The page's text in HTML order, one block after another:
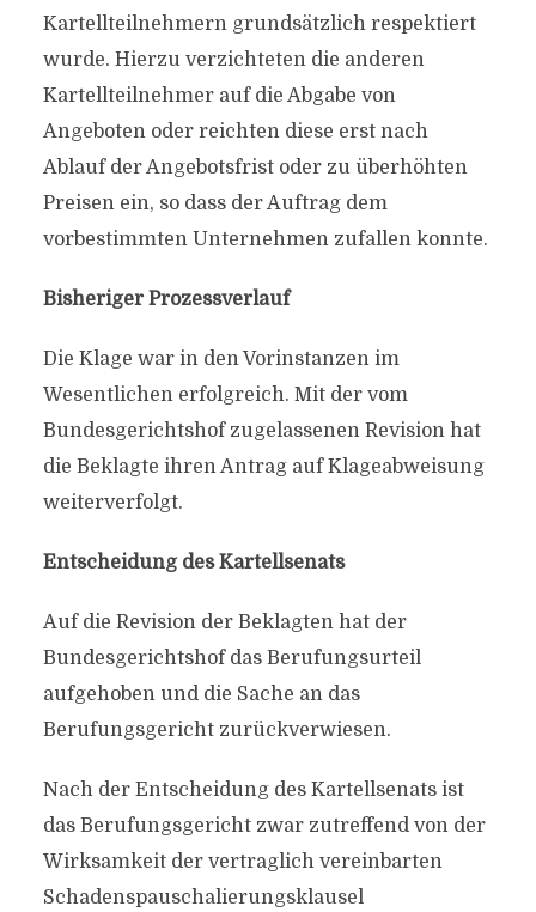
Kartellteilnehmern grundsätzlich respektiert
wurde. Hierzu verzichteten die anderen
Kartellteilnehmer auf die Abgabe von
Angeboten oder reichten diese erst nach
Ablauf der Angebotsfrist oder zu überhöhten
Preisen ein, so dass der Auftrag dem
vorbestimmten Unternehmen zufallen konnte.
Bisheriger Prozessverlauf
Die Klage war in den Vorinstanzen im
Wesentlichen erfolgreich. Mit der vom
Bundesgerichtshof zugelassenen Revision hat
die Beklagte ihren Antrag auf Klageabweisung
weiterverfolgt.
Entscheidung des Kartellsenats
Auf die Revision der Beklagten hat der
Bundesgerichtshof das Berufungsurteil
aufgehoben und die Sache an das
Berufungsgericht zurückverwiesen.
Nach der Entscheidung des Kartellsenats ist
das Berufungsgericht zwar zutreffend von der
Wirksamkeit der vertraglich vereinbarten
Schadenspauschalierungsklausel